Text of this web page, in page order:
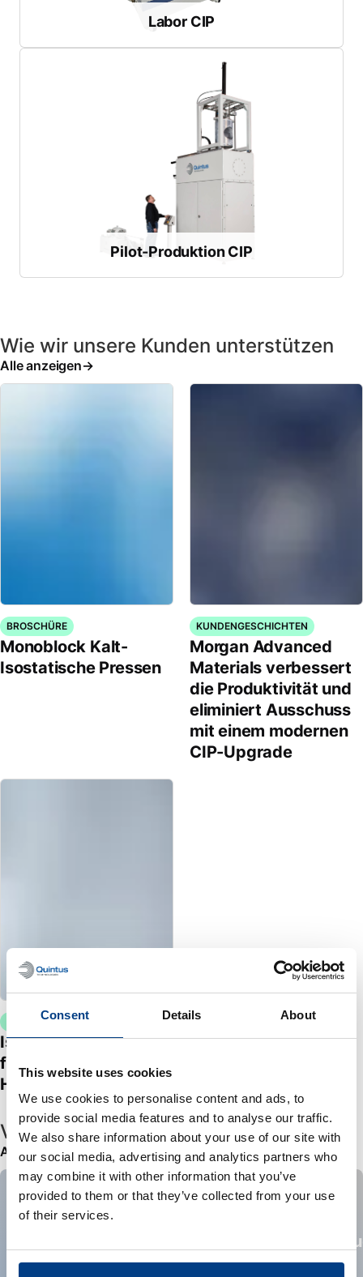
Consent Details About
This website uses cookies
We use cookies to personalise content and ads, to
provide social media features and to analyse our traffic.
We also share information about your use of our site with
our social media, advertising and analytics partners who
may combine it with other information that you’ve
provided to them or that they’ve collected from your use
of their services.
Labor CIP
Labor CIP
Pilot-Produktion CIP
Pilot-Produktion CIP
Entwickelt für die wiederholbare Verarbeitung und
Validierung vor der Produktion im großen Maßstab
Max. Druck : 60.000 psi
Arbeitsraum-Durchmesser: 6-16 Zoll
Arbeitsraumlängen: 24-60 Zoll
Broschüre herunterladen
Wie wir unsere Kunden unterstützen
Alle anzeigen
BROSCHÜRE
Monoblock Kalt-
Isostatische Pressen
KUNDENGESCHICHTEN
Morgan Advanced
Materials verbessert
die Produktivität und
eliminiert Ausschuss
mit einem modernen
CIP-Upgrade
BROSCHÜRE
Isostatisches Pressen
für technische
Hochleistungskeramik
Vorrangig genutzt in
Alle anzeigen
Raumfahrt
Medizinische
Instrumente
Energie